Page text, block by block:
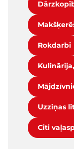
Rokdarbi
Uzziņas
Citi